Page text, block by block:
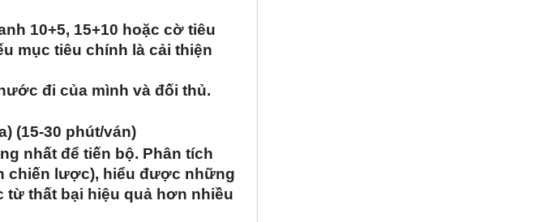
10+5, 15+10 hoặc cờ tiêu
mục tiêu chính là cải thiện
đi của mình và đối thủ.
(15-30 phút/ván)
nhất để tiến bộ. Phân tích
chiến lược), hiểu được những
thất bại hiệu quả hơn nhiều